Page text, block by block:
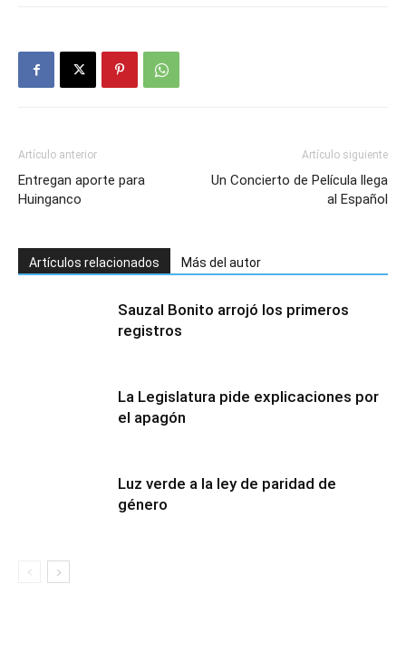
Artículo anterior
Entregan aporte para
Huinganco
Artículo siguiente
Un Concierto de Película llega
al Español
Artículos relacionados Más del autor
Sauzal Bonito arrojó los primeros
registros
La Legislatura pide explicaciones por
el apagón
Luz verde a la ley de paridad de
género